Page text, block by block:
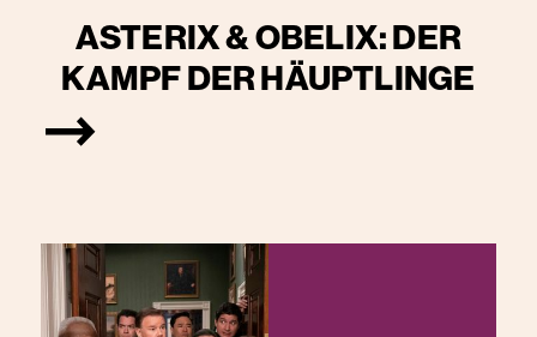
ASTERIX & OBELIX: DER
KAMPF DER HÄUPTLINGE